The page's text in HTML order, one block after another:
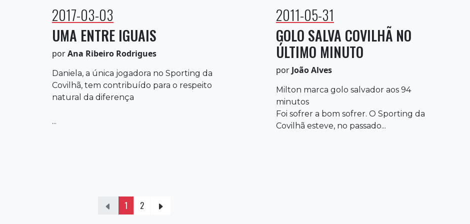
2017-03-03
UMA ENTRE IGUAIS
porAna Ribeiro Rodrigues
Daniela, a única jogadora no Sporting da
Covilhã, tem contribuído para o respeito
natural da diferença
...
2011-05-31
GOLO SALVA COVILHÃ NO
ÚLTIMO MINUTO
por João Alves
Milton marca golo salvador aos 94
minutos
Foi sofrer a bom sofrer. O Sporting da
Covilhã esteve, no passado...
1 2